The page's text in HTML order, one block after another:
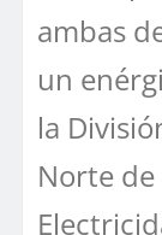
ambas
un
la
Norte de